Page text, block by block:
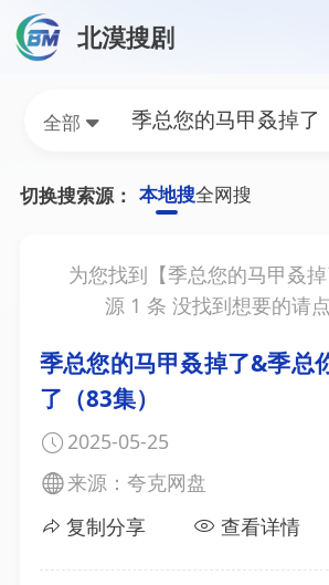
北漠搜剧
全部
季总您的马甲
切换搜索源： 本地搜全网搜
为您找到【季总您的马甲叒掉
源1 条 没找到想要的请
季总您的马甲叒掉了&季总
了（83集）
2025-05-25
来源：夸克网盘
复制分享
查看详情